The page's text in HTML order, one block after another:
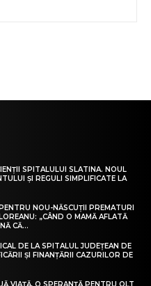
SPITALULUI SLATINA. NOUL
ȘI REGULI SIMPLIFICATE LA
NOU-NĂSCUȚII PREMATURI
„CÂND O MAMĂ AFLATĂ
CĂ...
DE LA SPITALUL JUDEȚEAN DE
ȘI FINANȚĂRII CAZURILOR DE